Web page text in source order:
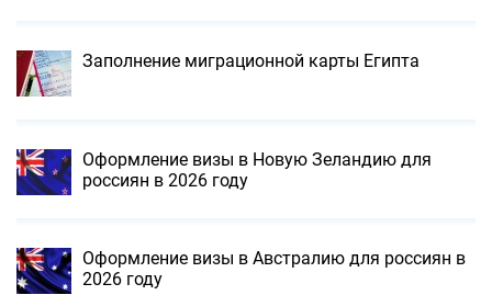
Заполнение миграционной карты Египта
Оформление визы в Новую Зеландию для
россиян в 2026 году
Оформление визы в Австралию для россиян в
2026 году